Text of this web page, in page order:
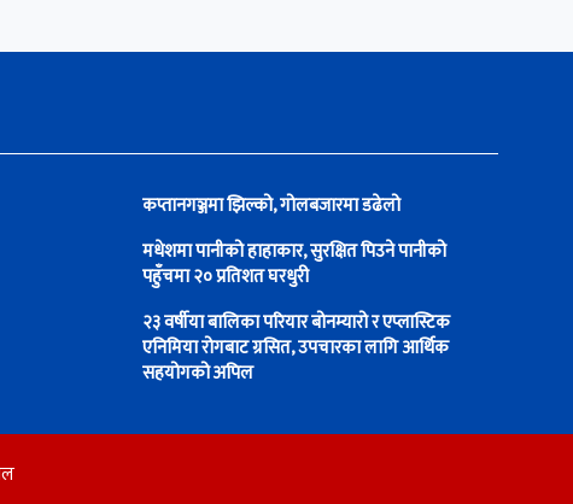
कप्तानगञ्जमा झिल्को, गोलबजारमा डढेलो
मधेशमा पानीको हाहाकार, सुरक्षित पिउने पानीको
पहुँचमा २० प्रतिशत घरधुरी
२३ वर्षीया बालिका परियार बोनम्यारो र एप्लास्टिक
एनिमिया रोगबाट ग्रसित, उपचारका लागि आर्थिक
सहयोगको अपिल